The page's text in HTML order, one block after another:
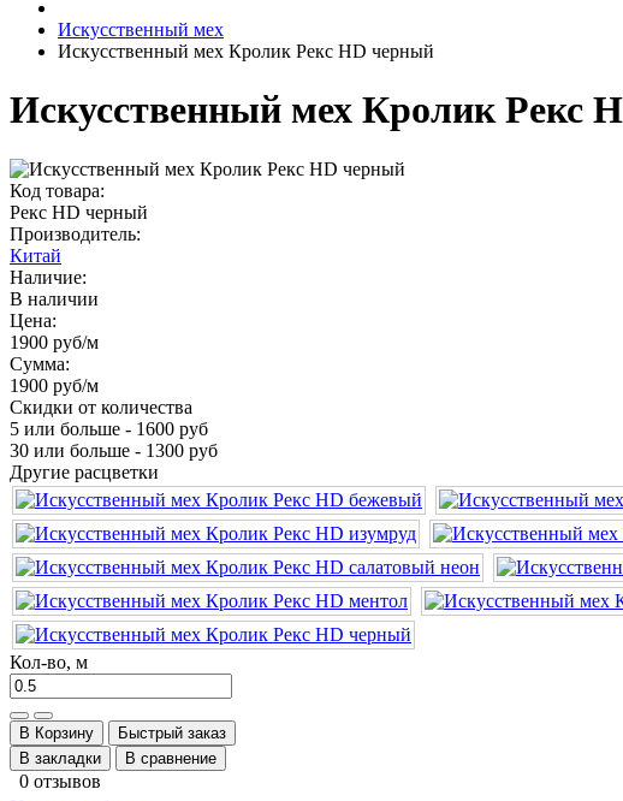
Искусственный мех
Искусственный мех Кролик Рекс HD черный
Искусственный мех Кролик Рекс
Код товара:
Рекс HD черный
Производитель:
Китай
Наличие:
В наличии
Цена:
1900 руб/м
Сумма:
1900 руб/м
Скидки от количества
5 или больше - 1600 руб
30 или больше - 1300 руб
Другие расцветки
Кол-во, м
В Корзину
Быстрый заказ
В закладки
В сравнение
0 отзывов